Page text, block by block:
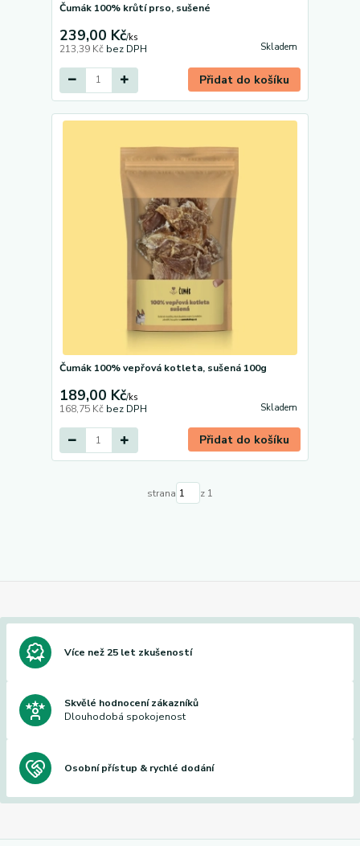
Čumák 100% krůtí prso, sušené
239,00 Kč/ks
213,39 Kč bez DPH Skladem
Přidat do košíku
Čumák 100% vepřová kotleta, sušená 100g
189,00 Kč/ks
168,75 Kč bez DPH Skladem
Přidat do košíku
strana z 1
Více než 25 let zkušeností
Skvělé hodnocení zákazníků
Dlouhodobá spokojenost
Osobní přístup & rychlé dodání